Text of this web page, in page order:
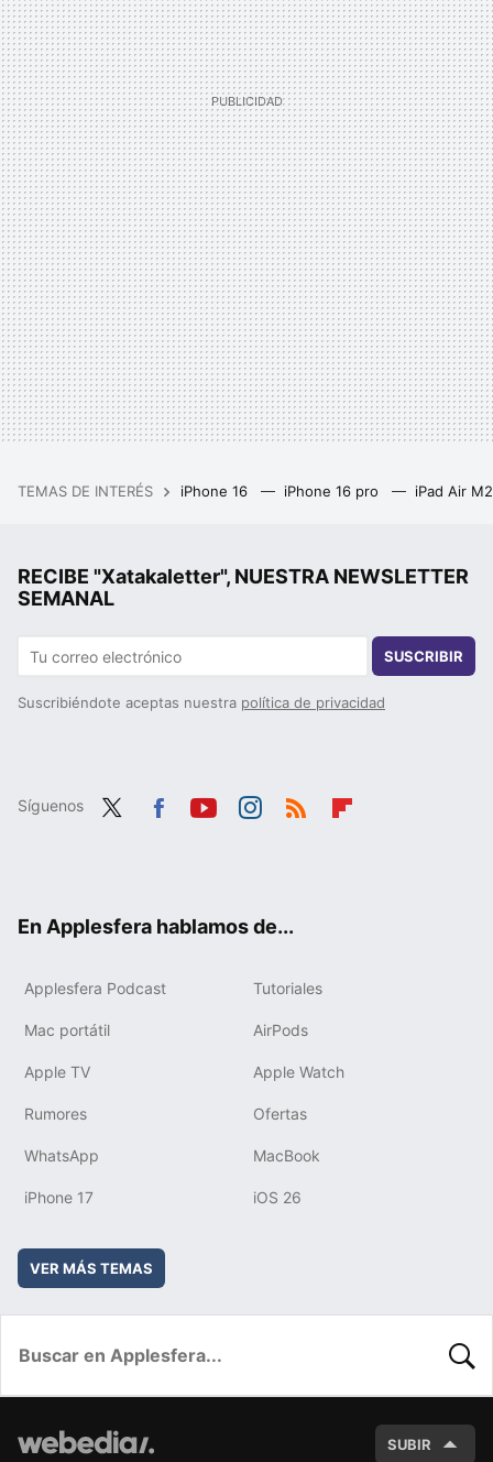
TEMAS DE INTERÉS iPhone 16 iPhone 16 pro iPad Air
RECIBE "Xatakaletter", NUESTRA NEWSLETTER
SEMANAL
SUSCRIBIR
Suscribiéndote aceptas nuestra política de privacidad
Síguenos
En Applesfera hablamos de...
Applesfera Podcast Tutoriales
Mac portátil AirPods
Apple TV Apple Watch
Rumores Ofertas
WhatsApp MacBook
iPhone 17 iOS 26
VER MÁS TEMAS
SUBIR